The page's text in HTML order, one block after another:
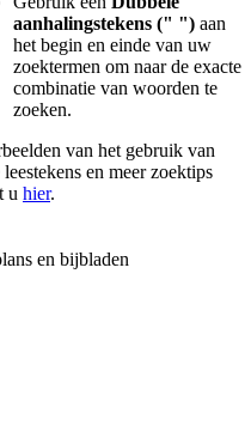
aanhalingstekens (" ") aan
het begin en einde van uw
zoektermen om naar de exacte
combinatie van woorden te
zoeken.
van het gebruik van
leestekens en meer zoektips
u hier.
en bijbladen